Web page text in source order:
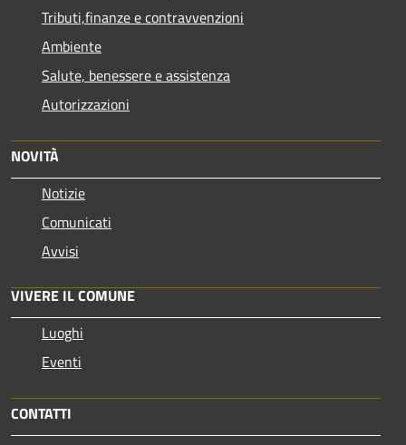
Tributi,finanze e contravvenzioni
Ambiente
Salute, benessere e assistenza
Autorizzazioni
NOVITÀ
Notizie
Comunicati
Avvisi
VIVERE IL COMUNE
Luoghi
Eventi
CONTATTI